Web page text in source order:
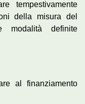
tempestivamente
della misura del
modalità definite
al finanziamento